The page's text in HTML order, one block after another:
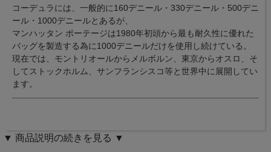
コーデュラには、一般的に160デニール・330デニール・500デニ
ール・1000デニールとあるが、
マンハッタン ポーテージは1980年初頭から最も耐久性に優れた
バッグを製造する為に1000デニールだけを使用し続けている。
現在では、モントリオールからメルボルン、東京からオスロ、そ
してストックホルム、サンフランシスコ等と世界中に展開してい
ます。
▼ 商品説明の続きを見る ▼